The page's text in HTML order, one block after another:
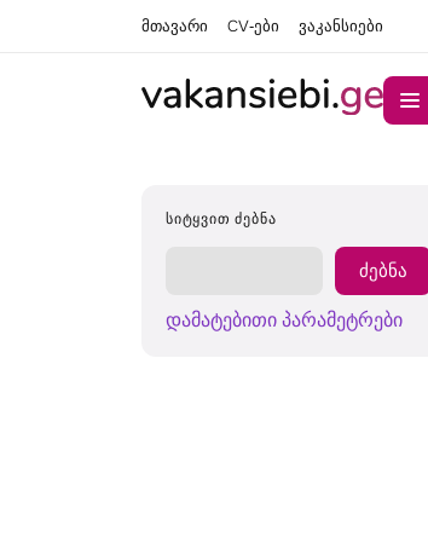
მთავარი CV-ები ვაკანსიები
ᲡᲘᲢᲧᲕᲘᲗ ᲫᲔᲑᲜᲐ
დამატებითი პარამეტრები